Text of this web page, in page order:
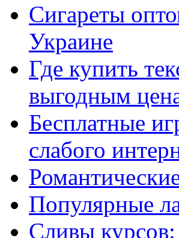
Сигареты
Украине
Где купить
выгодным
Бесплатные
слабого
Популярные
Сливы